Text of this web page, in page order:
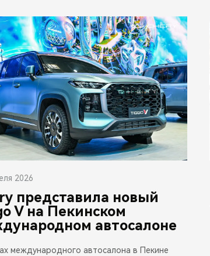
2026
представила новый
V на Пекинском
автосалоне
международного автосалона в Пекине